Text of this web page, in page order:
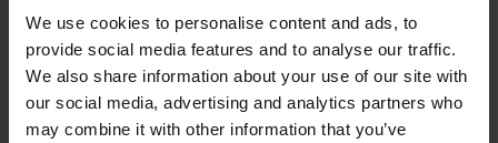
We use cookies to personalise content and ads, to
provide social media features and to analyse our traffic.
We also share information about your use of our site with
our social media, advertising and analytics partners who
may combine it with other information that you’ve
SPODNIE LH CLUB NIEBIESKIE
99,00 zł
249,00 zł -60%
124,00 zł
ETUI MONOGRAM BEŻOWO-CZARNE LH
1,00 zł
99,00 zł -99%
Najniższa cena z 30 dni przed obniżką
99,00 zł